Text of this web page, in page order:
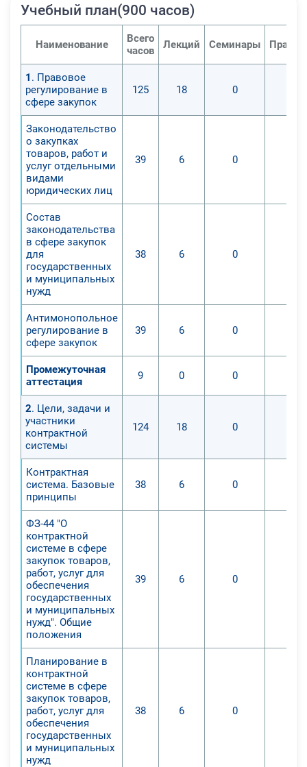
Учебный план(900 часов)
Наименование
Всего
часов
Лекций Семинары
1 . Правовое
регулирование в
сфере закупок
125 18 0
Законодательство
о закупках
товаров, работ и
услуг отдельными
видами
юридических лиц
39 6 0
Состав
законодательства
в сфере закупок
для
государственных
и муниципальных
нужд
38 6 0
Антимонопольное
регулирование в
сфере закупок
39 6 0
Промежуточная
аттестация
9 0 0
2. Цели, задачи и
участники
контрактной
системы
124 18 0
Контрактная
система. Базовые
принципы
38 6 0
ФЗ-44 "О
контрактной
системе в сфере
закупок товаров,
работ, услуг для
обеспечения
государственных
и муниципальных
нужд". Общие
положения
39 6 0
Планирование в
контрактной
системе в сфере
закупок товаров,
работ, услуг для
обеспечения
государственных
и муниципальных
нужд
38 6 0